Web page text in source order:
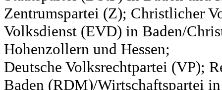
Zentrumspartei (Z); Christlicher
Volksdienst (EVD) in Baden/
Hohenzollern und Hessen;
Deutsche Volksrechtpartei (VP);
Baden (RDM)/Wirtschaftspartei